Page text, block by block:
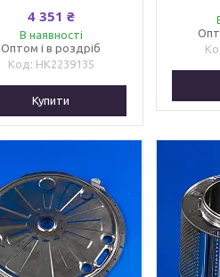
4 351 ₴
В наявності
Оптом і в роздріб
HK2239135
Купити